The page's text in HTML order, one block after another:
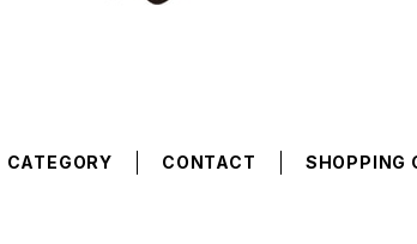
CATEGORY CONTACT SHOPPING